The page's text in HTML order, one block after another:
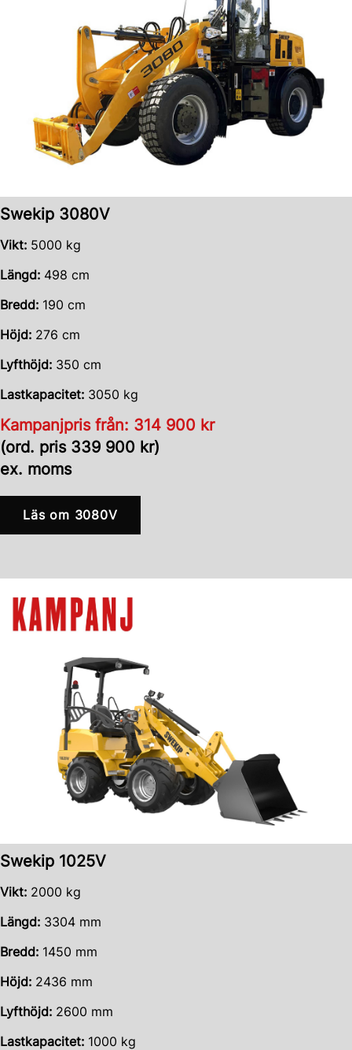
Swekip 3080V
Vikt: 5000 kg
Längd: 498 cm
Bredd: 190 cm
Höjd: 276 cm
Lyfthöjd: 350 cm
Lastkapacitet: 3050 kg
Kampanjpris från: 314 900 kr
(ord. pris 339 900 kr)
ex. moms
Läs om 3080V
Swekip 1025V
Vikt: 2000 kg
Längd: 3304 mm
Bredd: 1450 mm
Höjd: 2436 mm
Lyfthöjd: 2600 mm
Lastkapacitet: 1000 kg